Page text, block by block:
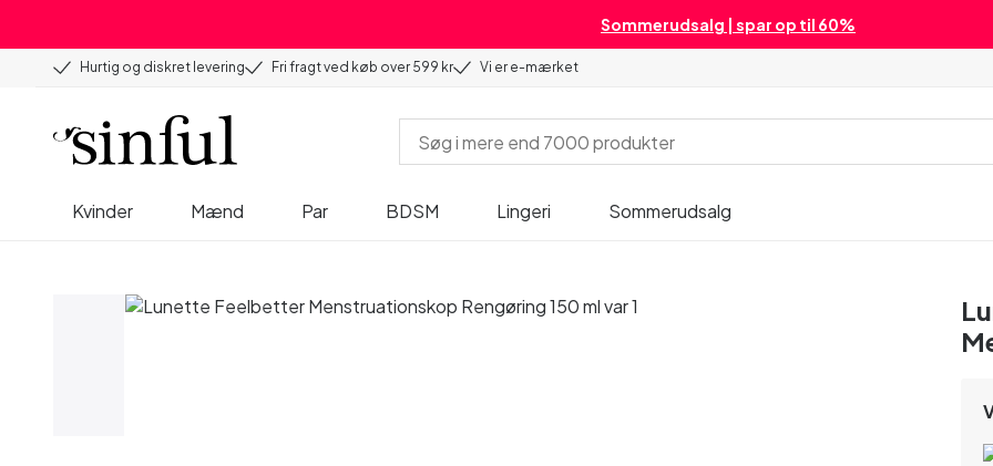
Sommerudsalg | spar op til 60%
Hurtig og diskret levering Fri fragt ved køb over 599 kr Vi er e-mærket
Kvinder Mænd Par BDSM Lingeri Sommerudsalg